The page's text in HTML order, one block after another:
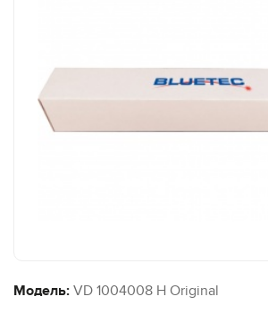
Модель: VD 1004008 H Original